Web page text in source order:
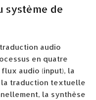
système de
audio
en quatre
audio (input), la
la traduction textuelle
la synthèse